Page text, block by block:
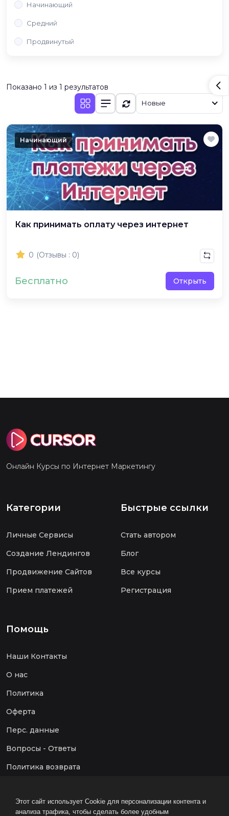
Этот сайт использует Cookie для персонализации контента и
анализа трафика, чтобы сделать более удобным
Начинающий
Средний
Продвинутый
Показано 1 из 1 результатов
Новые
Начинающий
Как принимать оплату через интернет
0 (Отзывы : 0)
Бесплатно Открыть
Онлайн Курсы по Интернет Маркетингу
Категории
Личные Сервисы
Создание Лендингов
Продвижение Сайтов
Прием платежей
Быстрые ссылки
Стать автором
Блог
Все курсы
Регистрация
Помощь
Наши Контакты
О нас
Политика
Оферта
Перс. данные
Вопросы - Ответы
Политика возврата